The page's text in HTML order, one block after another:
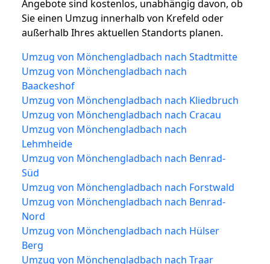
Angebote sind kostenlos, unabhängig davon, ob
Sie einen Umzug innerhalb von Krefeld oder
außerhalb Ihres aktuellen Standorts planen.
Umzug von Mönchengladbach nach Stadtmitte
Umzug von Mönchengladbach nach
Baackeshof
Umzug von Mönchengladbach nach Kliedbruch
Umzug von Mönchengladbach nach Cracau
Umzug von Mönchengladbach nach
Lehmheide
Umzug von Mönchengladbach nach Benrad-
Süd
Umzug von Mönchengladbach nach Forstwald
Umzug von Mönchengladbach nach Benrad-
Nord
Umzug von Mönchengladbach nach Hülser
Berg
Umzug von Mönchengladbach nach Traar